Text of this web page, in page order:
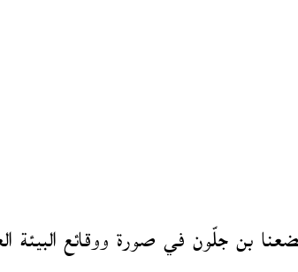
بن جلّون في صورة ووقائع البيئة